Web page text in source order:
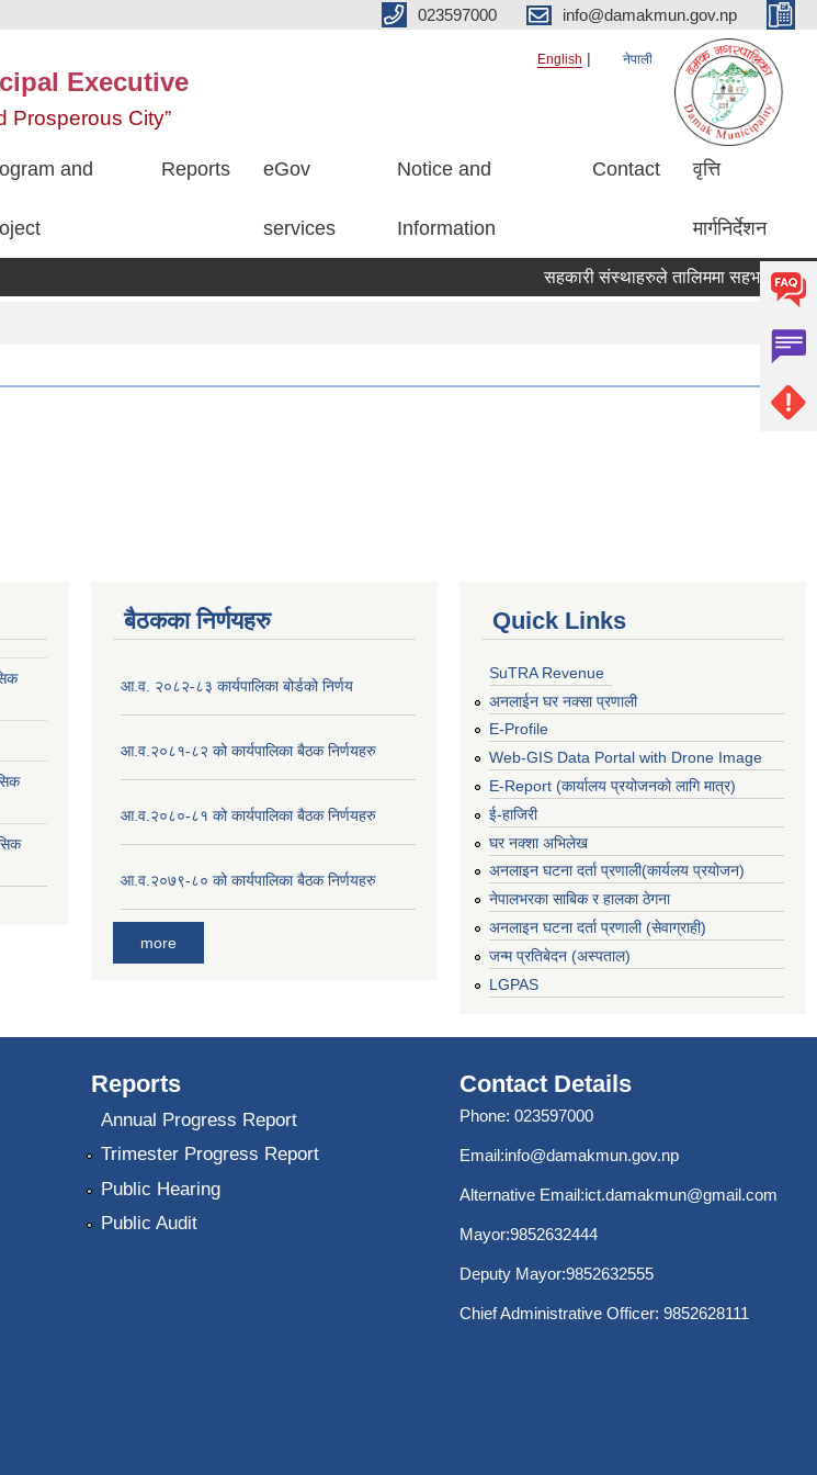
023597000 info@damakmun.gov.np
Executive
Prosperous City”
English नेपाली
and Reports eGov
services
Notice and
Information
Contact वृत्ति
मार्गनिर्देशन
सहकारी संस्थाहरुले तालिममा सहभागीको
बैठकका निर्णयहरु
आ.व. २०८२-८३ कार्यपालिका बोर्डको निर्णय
आ.व.२०८१-८२ को कार्यपालिका बैठक निर्णयहरु
आ.व.२०८०-८१ को कार्यपालिका बैठक निर्णयहरु
आ.व.२०७९-८० को कार्यपालिका बैठक निर्णयहरु
more
Quick Links
SuTRA Revenue
अनलाईन घर नक्सा प्रणाली
E-Profile
Web-GIS Data Portal with Drone Image
E-Report (कार्यालय प्रयोजनको लागि मात्र)
ई-हाजिरी
घर नक्शा अभिलेख
अनलाइन घटना दर्ता प्रणाली(कार्यलय प्रयोजन)
नेपालभरका साबिक र हालका ठेगना
अनलाइन घटना दर्ता प्रणाली (सेवाग्राही)
जन्म प्रतिबेदन (अस्पताल)
LGPAS
Reports
Annual Progress Report
Trimester Progress Report
Public Hearing
Public Audit
Contact Details
Phone: 023597000
Email:info@damakmun.gov.np
Alternative Email:ict.damakmun@gmail.com
Mayor:9852632444
Deputy Mayor:9852632555
Chief Administrative Officer: 9852628111